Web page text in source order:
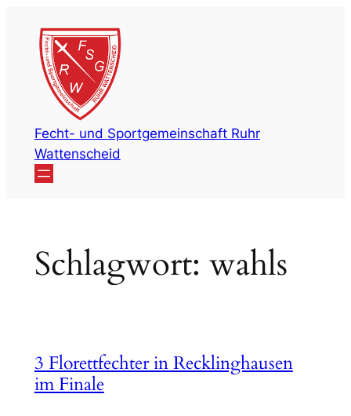
Inhalt
springen
Fecht- und Sportgemeinschaft Ruhr
Wattenscheid
Schlagwort: wahls
3 Florettfechter in Recklinghausen
im Finale